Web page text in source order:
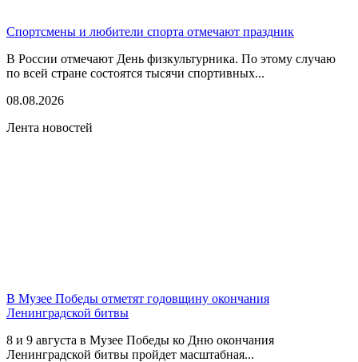
Спортсмены и любители спорта отмечают праздник
В России отмечают День физкультурника. По этому случаю
по всей стране состоятся тысячи спортивных...
08.08.2026
Лента новостей
В Музее Победы отметят годовщину окончания
Ленинградской битвы
8 и 9 августа в Музее Победы ко Дню окончания
Ленинградской битвы пройдет масштабная...